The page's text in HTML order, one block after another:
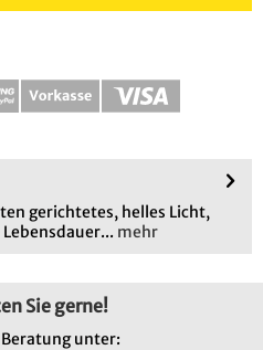
gerichtetes, helles Licht,
mehr
Sie gerne!
unter: